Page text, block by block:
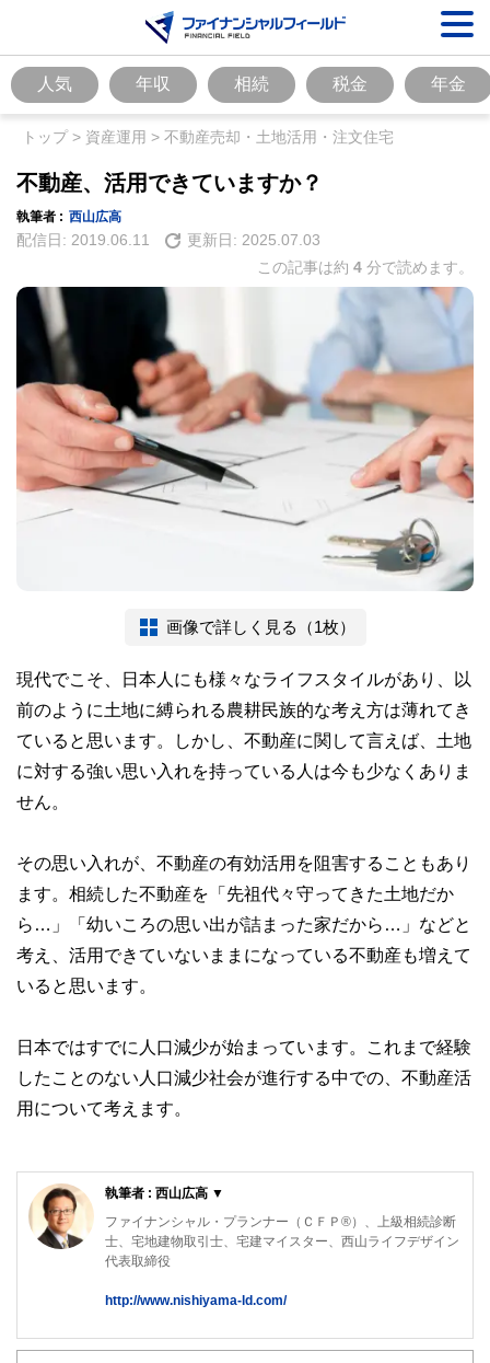
人気 年収 相続 税金 年金
トップ> 資産運用 > 不動産売却・土地活用・注文住宅
不動産、活用できていますか？
執筆者 : 西山広高
配信日: 2019.06.11 更新日: 2025.07.03
この記事は約 4 分で読めます。
画像で詳しく見る（1枚）
現代でこそ、日本人にも様々なライフスタイルがあり、以
前のように土地に縛られる農耕民族的な考え方は薄れてき
ていると思います。しかし、不動産に関して言えば、土地
に対する強い思い入れを持っている人は今も少なくありま
せん。
その思い入れが、不動産の有効活用を阻害することもあり
ます。相続した不動産を「先祖代々守ってきた土地だか
ら…」「幼いころの思い出が詰まった家だから…」などと
考え、活用できていないままになっている不動産も増えて
いると思います。
日本ではすでに人口減少が始まっています。これまで経験
したことのない人口減少社会が進行する中での、不動産活
用について考えます。
執筆者 : 西山広高 ▼
ファイナンシャル・プランナー（ＣＦＰ®）、上級相続診断
士、宅地建物取引士、宅建マイスター、西山ライフデザイン
代表取締役
http://www.nishiyama-ld.com/
「円満な相続のための対策」「家計の見直し」「資産形成・